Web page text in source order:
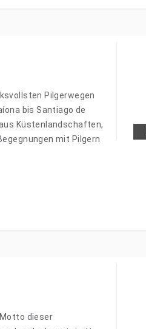
Pilgerwegen
bis Santiago de
Küstenlandschaften,
mit Pilgern
dieser